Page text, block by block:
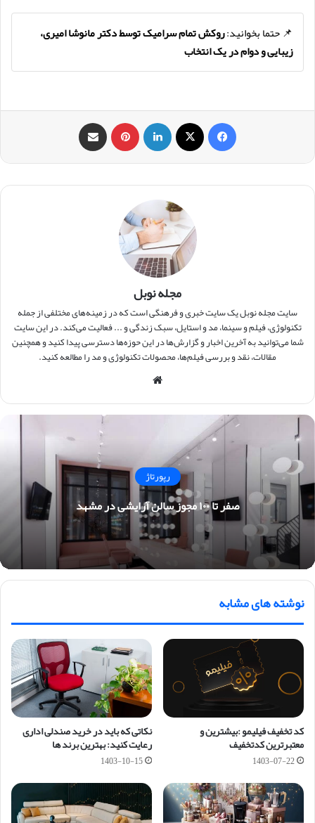
📌 حتما بخوانید:روکش تمام سرامیک توسط دکتر مانوشا امیری،
زیبایی و دوام در یک انتخاب
‫پین‌ترست
مجله نوبل
سایت مجله نوبل یک سایت خبری و فرهنگی است که در زمینه‌های مختلفی از جمله
تکنولوژی، فیلم و سینما، مد و استایل، سبک زندگی و ... فعالیت می‌کند. در این سایت
شما می‌توانید به آخرین اخبار و گزارش‌ها در این حوزه‌ها دسترسی پیدا کنید و همچنین
مقالات، نقد و بررسی فیلم‌ها، محصولات تکنولوژی و مد را مطالعه کنید.
رپورتاژ
صفر تا ۱۰۰ مجوز سالن آرایشی در مشهد
نوشته های مشابه
کد تخفیف فیلیمو :‌بیشترین و
معتبرترین کدتخفیف
1403-07-22
نکاتی که باید در خرید صندلی اداری
رعایت کنید: بهترین برند ها
1403-10-15